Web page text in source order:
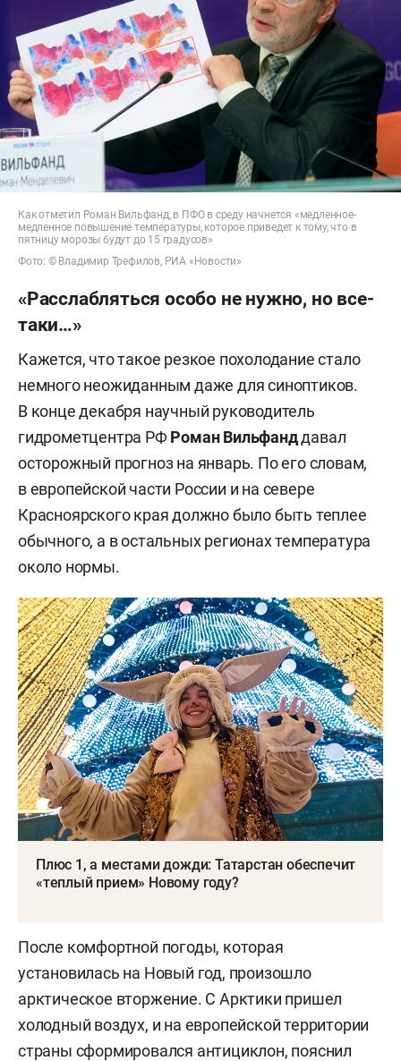
Как отметил Роман Вильфанд, в ПФО в среду начнется «медленное-
медленное повышение температуры, которое приведет к тому, что в
пятницу морозы будут до 15 градусов»
Фото: © Владимир Трефилов, РИА «Новости»
«Расслабляться особо не нужно, но все-
таки…»
Кажется, что такое резкое похолодание стало
немного неожиданным даже для синоптиков.
В конце декабря научный руководитель
гидрометцентра РФРоман Вильфанддавал
осторожный прогноз на январь. По его словам,
в европейской части России и на севере
Красноярского края должно было быть теплее
обычного, а в остальных регионах температура
около нормы.
Плюс 1, а местами дожди: Татарстан обеспечит
«теплый прием» Новому году?
После комфортной погоды, которая
установилась на Новый год, произошло
арктическое вторжение. С Арктики пришел
холодный воздух, и на европейской территории
страны сформировался антициклон, пояснил